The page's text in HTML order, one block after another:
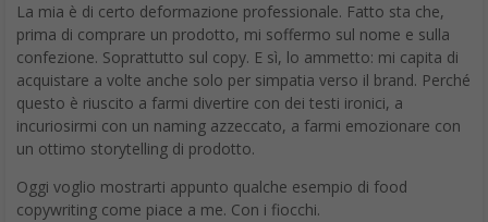
La mia è di certo deformazione professionale. Fatto sta che,
prima di comprare un prodotto, mi soffermo sul nome e sulla
confezione. Soprattutto sul copy. E sì, lo ammetto: mi capita di
acquistare a volte anche solo per simpatia verso il brand. Perché
questo è riuscito a farmi divertire con dei testi ironici, a
incuriosirmi con un naming azzeccato, a farmi emozionare con
un ottimo storytelling di prodotto.
Oggi voglio mostrarti appunto qualche esempio di food
copywriting come piace a me. Con i fiocchi.